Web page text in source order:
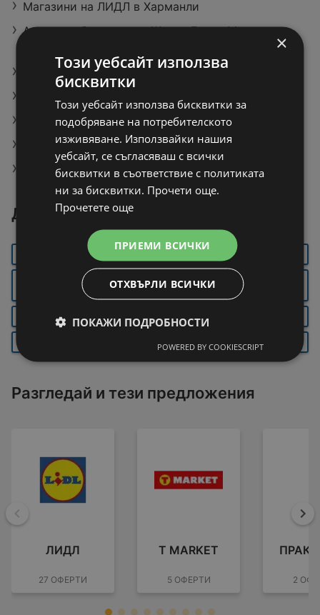
Магазини на ЛИДЛ в Харманли
Актуални брошури на Жанет Гранд Маркет
Nemiroff Водка различни видове
Tracer Bluetooth колона MaxTube
Benlian Choco Slim Оризов бар с 85% какао
T MARKET в Каварна
Други градове около Харманли
ВЕЛИКО ТЪРНОВО
ГОРНА
ОРЯХОВИЦА
СЕВЛИЕВО
ТРОЯН
Разгледай и тези предложения
Назад
ЛИДЛ
27 ОФЕРТИ
T MARKET
5 ОФЕРТИ 2
×
Този уебсайт използва
бисквитки
Този уебсайт използва бисквитки за
подобряване на потребителското
изживяване. Използвайки нашия
уебсайт, се съгласяваш с всички
бисквитки в съответствие с политиката
ни за бисквитки. Прочети още.
Прочетете още
ПРИЕМИ ВСИЧКИ
ОТХВЪРЛИ ВСИЧКИ
ПОКАЖИ ПОДРОБНОСТИ
POWERED BY COOKIESCRIPT